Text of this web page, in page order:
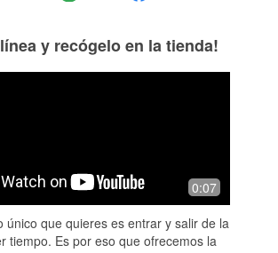
y recógelo en la tienda!
0:07
único que quieres es entrar y salir de la
tiempo. Es por eso que ofrecemos la